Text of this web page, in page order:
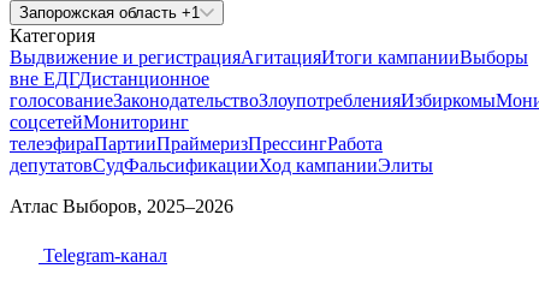
Запорожская область +1
Категория
Выдвижение и регистрацияАгитацияИтоги кампанииВыборы
вне ЕДГДистанционное
голосованиеЗаконодательствоЗлоупотребленияИзбиркомы
соцсетейМониторинг
телеэфираПартииПраймеризПрессингРабота
депутатовСудФальсификацииХод кампанииЭлиты
Атлас Выборов, 2025–2026
Telegram-канал